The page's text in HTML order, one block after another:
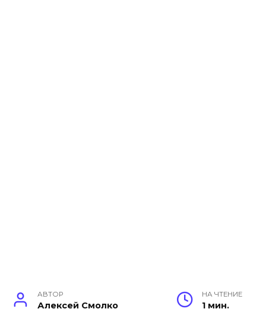
АВТОР
Алексей Смолко
НА ЧТЕНИЕ
1 мин.